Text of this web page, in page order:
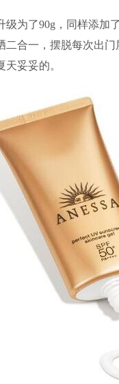
级为了90g，同样添加
二合一，摆脱每次出
妥妥的。